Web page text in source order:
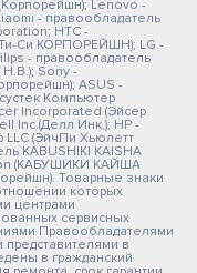
Lenovo -
- правообладатель
HTC -
Ти-Си КОРПОРЕЙШН); LG -
- правообладатель
Sony -
ASUS -
Компьютер
Incorporated (Эйсер
Inc.(Делл Инк.); HP -
LLC (ЭйчПи Хьюлетт
KABUSHIKI KAISHA
(КАБУШИКИ КАЙША
Товарные знаки
которых
центрами
сервисных
Правообладателями
в
в гражданский